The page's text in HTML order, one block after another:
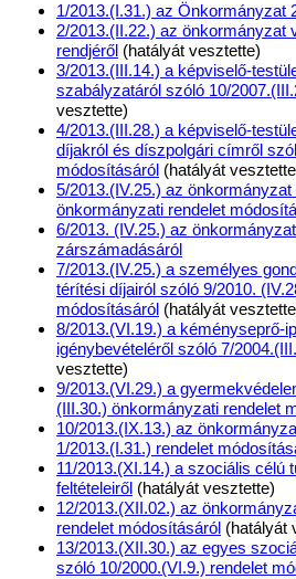
1/2013.(I.31.) az Önkormányzat
2/2013.(II.22.) az önkormányzat
rendjéről (hatályát vesztette)
3/2013.(III.14.) a képviselő-
szabályzatáról szóló 10/
vesztette)
4/2013.(III.28.) a képviselő-
díjakról és díszpolgári címről
módosításáról (hatályát
5/2013.(IV.25.) az
önkormányzati rendelet
6/2013. (IV.25.) az
zárszámadásáról
7/2013.(IV.25.) a személyes
térítési díjairól szóló 9/2010.
módosításáról (hatályát
8/2013.(VI.19.) a kéményseprő-
igénybevételéről szóló 7/
vesztette)
9/2013.(VI.29.) a
(III.30.) önkormányzati rendelet
10/2013.(IX.13.) az
1/2013.(I.31.) rendelet
11/2013.(XI.14.) a szociális célú
feltételeiről (hatályát vesztette)
12/2013.(XII.02.) az
rendelet módosításáról (hatályát
13/2013.(XII.30.) az egyes
szóló 10/2000.(VI.9.) rendelet